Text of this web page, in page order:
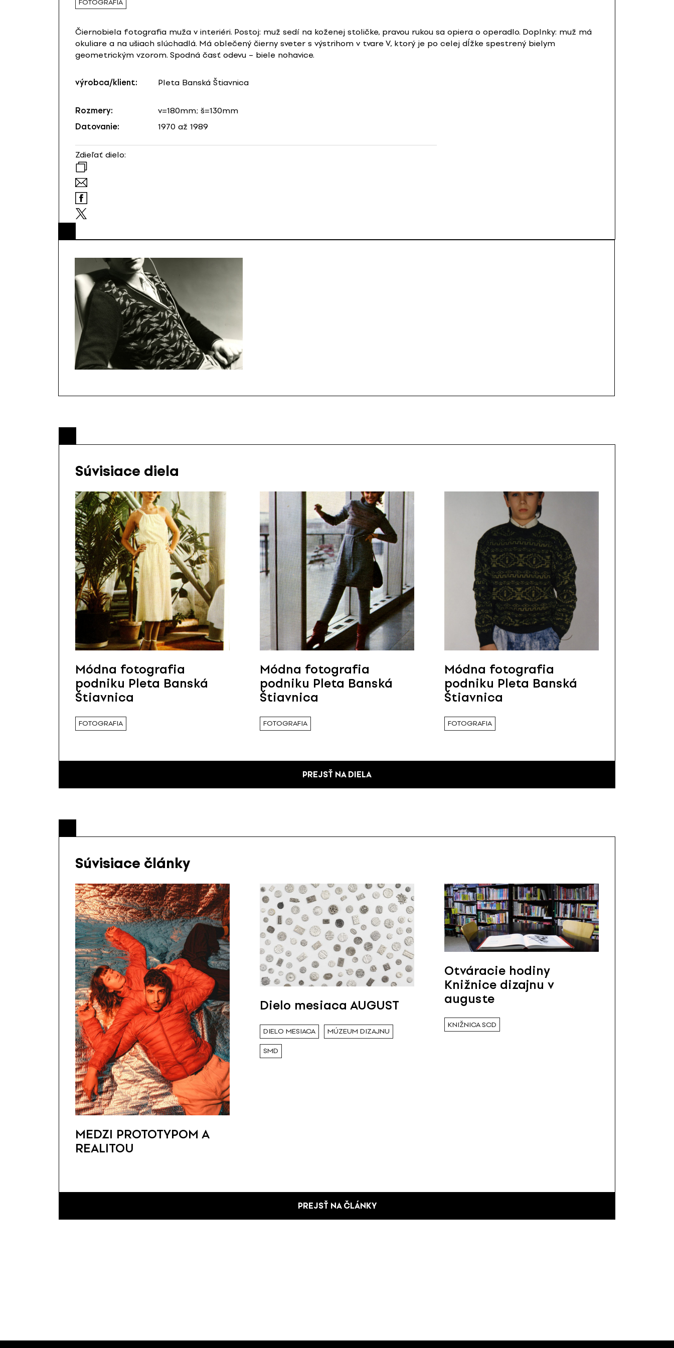
FOTOGRAFIA
Čiernobiela fotografia muža v interiéri. Postoj: muž sedí na koženej stoličke, pravou rukou sa opiera o operadlo. Doplnky: muž má
okuliare a na ušiach slúchadlá. Má oblečený čierny sveter s výstrihom v tvare V, ktorý je po celej dĺžke spestrený bielym
geometrickým vzorom. Spodná časť odevu – biele nohavice.
výrobca/klient: Pleta Banská Štiavnica
Rozmery:
v=180mm; š=130mm
Datovanie:
1970 až 1989
Zdieľať dielo:
Súvisiace diela
Módna fotografia
podniku Pleta Banská
Štiavnica
FOTOGRAFIA
Módna fotografia
podniku Pleta Banská
Štiavnica
FOTOGRAFIA
Módna fotografia
podniku Pleta Banská
Štiavnica
FOTOGRAFIA
PREJSŤ NA DIELA
Súvisiace články
MEDZI PROTOTYPOM A
REALITOU
Dielo mesiaca AUGUST
DIELO MESIACA MÚZEUM DIZAJNU
SMD
Otváracie hodiny
Knižnice dizajnu v
auguste
KNIŽNICA SCD
PREJSŤ NA ČLÁNKY